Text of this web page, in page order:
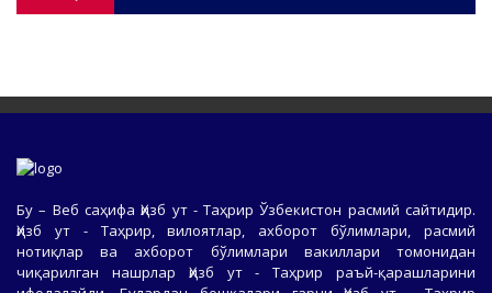
Бу – Веб саҳифа Ҳизб ут - Таҳрир Ўзбекистон расмий сайтидир.
Ҳизб ут - Таҳрир, вилоятлар, ахборот бўлимлари, расмий
нотиқлар ва ахборот бўлимлари вакиллари томонидан
чиқарилган нашрлар Ҳизб ут - Таҳрир раъй-қарашларини